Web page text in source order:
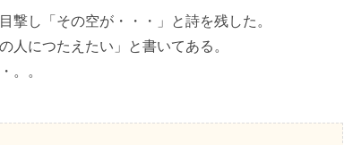
撃し「その空が・・・」と詩を残した。
人につたえたい」と書いてある。
。。